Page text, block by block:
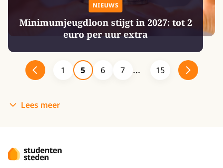
NIEUWS
Minimumjeugdloon stijgt in 2027: tot 2
euro per uur extra
1 5 6 7 15
Lees meer